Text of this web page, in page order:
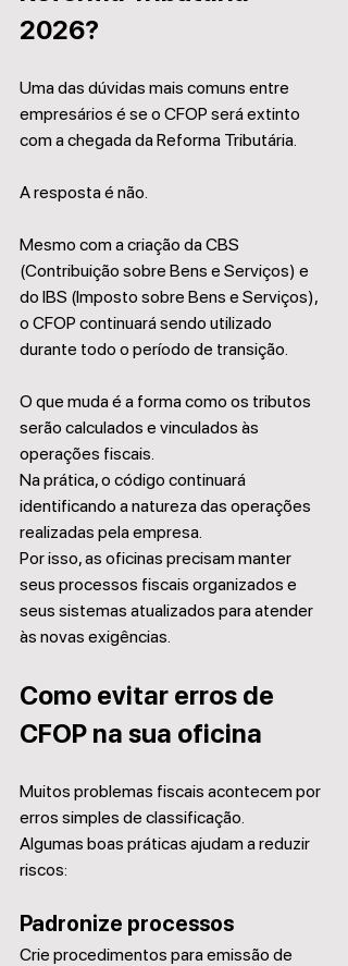
2026?
Uma das dúvidas mais comuns entre
empresários é se o CFOP será extinto
com a chegada da Reforma Tributária.
A resposta é não.
Mesmo com a criação da CBS
(Contribuição sobre Bens e Serviços) e
do IBS (Imposto sobre Bens e Serviços),
o CFOP continuará sendo utilizado
durante todo o período de transição.
O que muda é a forma como os tributos
serão calculados e vinculados às
operações fiscais.
Na prática, o código continuará
identificando a natureza das operações
realizadas pela empresa.
Por isso, as oficinas precisam manter
seus processos fiscais organizados e
seus sistemas atualizados para atender
às novas exigências.
Como evitar erros de
CFOP na sua oficina
Muitos problemas fiscais acontecem por
erros simples de classificação.
Algumas boas práticas ajudam a reduzir
riscos:
Padronize processos
Crie procedimentos para emissão de